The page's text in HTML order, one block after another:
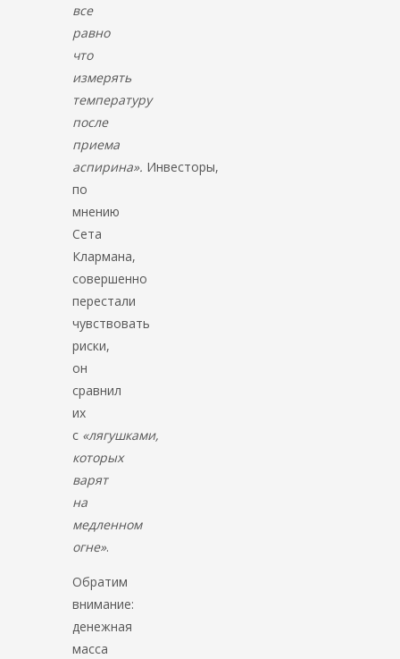
все
равно
что
измерять
температуру
после
приема
аспирина». Инвесторы,
по
мнению
Сета
Клармана,
совершенно
перестали
чувствовать
риски,
он
сравнил
их
с «лягушками,
которых
варят
на
медленном
огне».
Обратим
внимание:
денежная
масса